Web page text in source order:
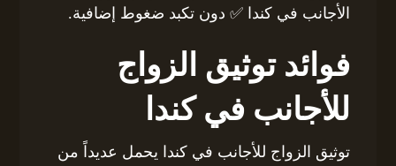
الأجانب في كندا ✅ دون تكبد ضغوط إضافية.
فوائد توثيق الزواج
للأجانب في كندا
توثيق الزواج للأجانب في كندا يحمل عديداً من